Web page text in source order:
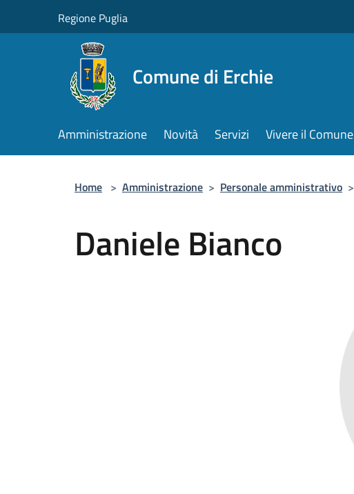
Regione Puglia
Comune di Erchie
Amministrazione Novità Servizi Vivere il Comune
Home > Amministrazione > Personale amministrativo >
Daniele Bianco